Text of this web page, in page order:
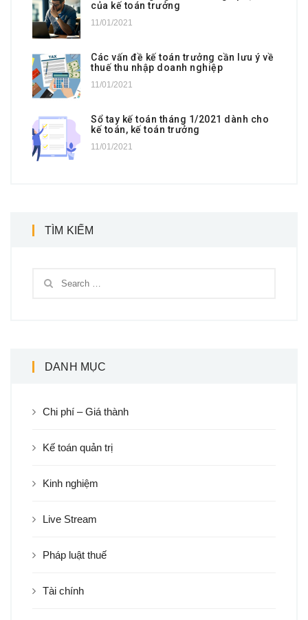
của kế toán trưởng
11/01/2021
Các vấn đề kế toán trưởng cần lưu ý về
thuế thu nhập doanh nghiệp
11/01/2021
Sổ tay kế toán tháng 1/2021 dành cho
kế toán, kế toán trưởng
11/01/2021
TÌM KIẾM
DANH MỤC
Chi phí – Giá thành
Kế toán quản trị
Kinh nghiệm
Live Stream
Pháp luật thuế
Tài chính